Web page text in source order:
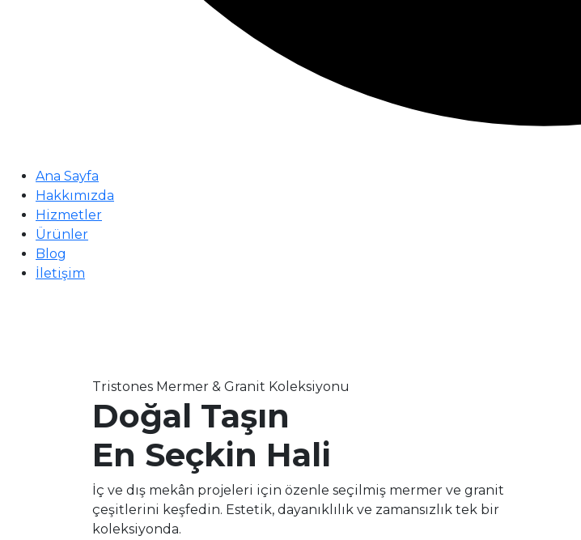
Ana Sayfa
Hakkımızda
Hizmetler
Ürünler
Blog
İletişim
Tristones Mermer & Granit Koleksiyonu
Doğal Taşın
En Seçkin Hali
İç ve dış mekân projeleri için özenle seçilmiş mermer ve granit
çeşitlerini keşfedin. Estetik, dayanıklılık ve zamansızlık tek bir
koleksiyonda.